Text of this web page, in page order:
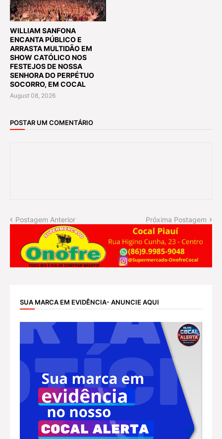
WILLIAM SANFONA
ENCANTA PÚBLICO E
ARRASTA MULTIDÃO EM
SHOW CATÓLICO NOS
FESTEJOS DE NOSSA
SENHORA DO PERPÉTUO
SOCORRO, EM COCAL
August 08, 2026
POSTAR UM COMENTÁRIO
Postagem Anterior Próxima Postagem
SUA MARCA EM EVIDÊNCIA- ANUNCIE AQUI